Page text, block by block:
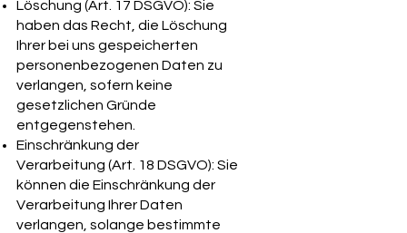
Löschung (Art. 17 DSGVO): Sie
haben das Recht, die Löschung
Ihrer bei uns gespeicherten
personenbezogenen Daten zu
verlangen, sofern keine
gesetzlichen Gründe
entgegenstehen.
Einschränkung der
Verarbeitung (Art. 18 DSGVO): Sie
können die Einschränkung der
Verarbeitung Ihrer Daten
verlangen, solange bestimmte